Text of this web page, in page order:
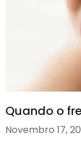
Quando o
Novembro 17,